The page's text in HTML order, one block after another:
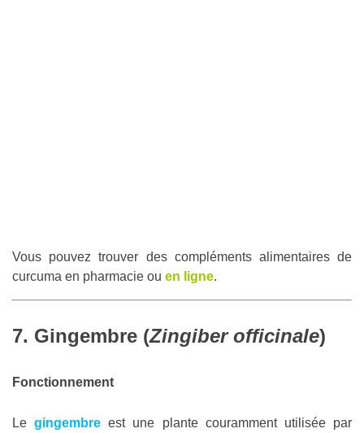
Vous pouvez trouver des compléments alimentaires de
curcuma en pharmacie ou en ligne.
7. Gingembre (Zingiber officinale)
Fonctionnement
Legingembre est une plante couramment utilisée par